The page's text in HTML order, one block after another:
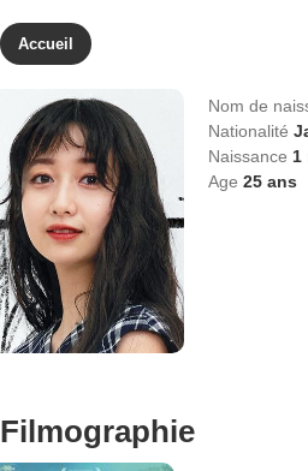
Accueil
Nom de
Nationalité
Naissance 1
Age 25ans
Filmographie